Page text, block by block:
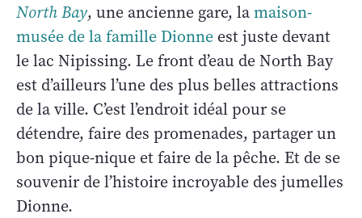
North Bay, une ancienne gare, lamaison-
musée de la famille Dionne est juste devant
le lac Nipissing. Le front d’eau de North Bay
est d’ailleurs l’une des plus belles attractions
de la ville. C’est l’endroit idéal pour se
détendre, faire des promenades, partager un
bon pique-nique et faire de la pêche. Et de se
souvenir de l’histoire incroyable des jumelles
Dionne.